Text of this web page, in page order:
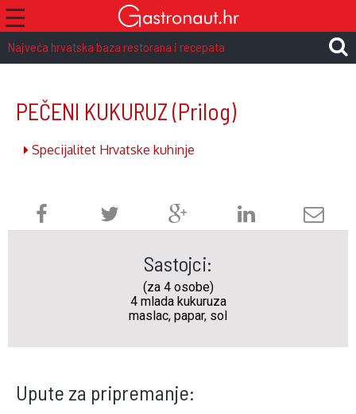
☰
Najveća hrvatska baza restorana i recepata
PEČENI KUKURUZ (Prilog)
Specijalitet Hrvatske kuhinje
Sastojci:
(za 4 osobe)
4 mlada kukuruza
maslac, papar, sol
Upute za pripremanje: